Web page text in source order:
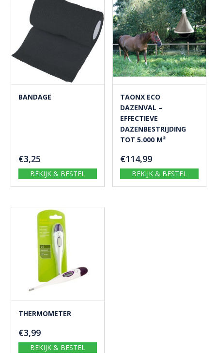
BANDAGE
€3,25
BEKIJK & BESTEL
TAONX ECO
DAZENVAL –
EFFECTIEVE
DAZENBESTRIJDING
TOT 5.000 M²
€114,99
BEKIJK & BESTEL
THERMOMETER
€3,99
BEKIJK & BESTEL